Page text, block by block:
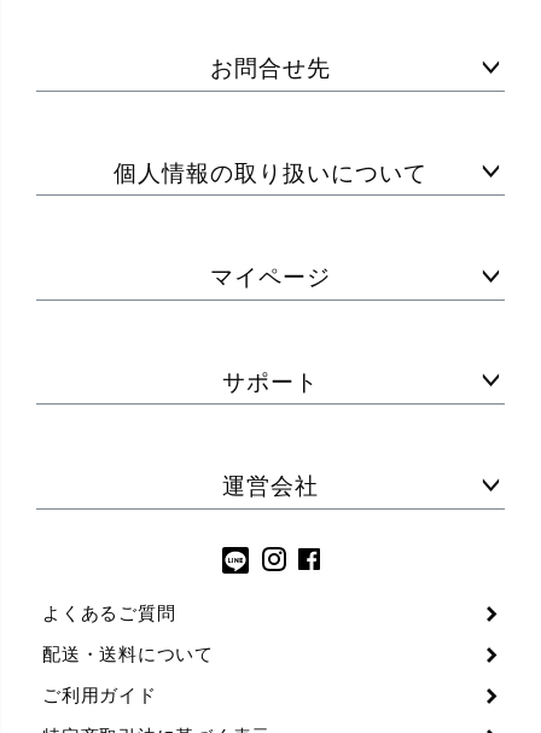
お問合せ先
個人情報の取り扱いについて
マイページ
サポート
運営会社
よくあるご質問
配送・送料について
ご利用ガイド